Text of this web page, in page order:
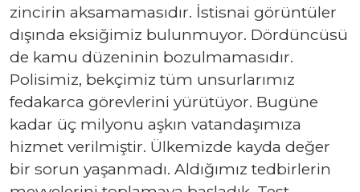
zincirin aksamamasıdır. İstisnai görüntüler
dışında eksiğimiz bulunmuyor. Dördüncüsü
de kamu düzeninin bozulmamasıdır.
Polisimiz, bekçimiz tüm unsurlarımız
fedakarca görevlerini yürütüyor. Bugüne
kadar üç milyonu aşkın vatandaşımıza
hizmet verilmiştir. Ülkemizde kayda değer
bir sorun yaşanmadı. Aldığımız tedbirlerin